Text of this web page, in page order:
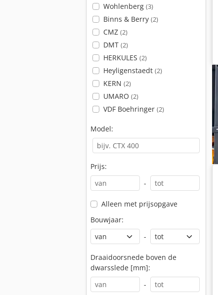
Wohlenberg (3)
Binns & Berry (2)
CMZ (2)
DMT (2)
HERKULES (2)
Heyligenstaedt (2)
KERN (2)
UMARO (2)
VDF Boehringer (2)
Model:
Prijs:
-
Alleen met prijsopgave
Bouwjaar:
-
Draaidoorsnede boven de
dwarsslede [mm]:
-